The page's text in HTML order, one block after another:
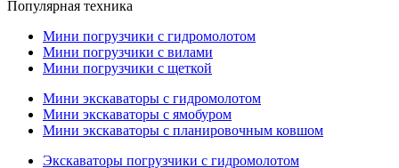
Популярная техника
Мини погрузчики с гидромолотом
Мини погрузчики с вилами
Мини погрузчики с щеткой
Мини экскаваторы с гидромолотом
Мини экскаваторы с ямобуром
Мини экскаваторы с планировочным ковшом
Экскаваторы погрузчики с гидромолотом